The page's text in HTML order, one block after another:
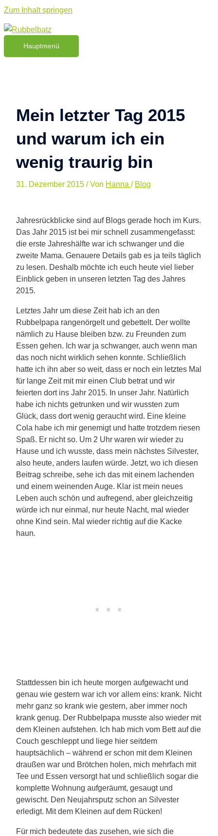
Zum Inhalt springen
Hauptmenü
Mein letzter Tag 2015
und warum ich ein
wenig traurig bin
31. Dezember 2015/ Von Hanna/ Blog
Jahresrückblicke sind auf Blogs gerade hoch im Kurs.
Das Jahr 2015 ist bei mir schnell zusammengefasst:
die erste Jahreshälfte war ich schwanger und die
zweite Mama. Genauere Details gab es ja teils täglich
zu lesen. Deshalb möchte ich euch heute viel lieber
Einblick geben in unseren letzten Tag des Jahres
2015.
Letztes Jahr um diese Zeit hab ich an den
Rubbelpapa rangenörgelt und gebettelt. Der wollte
nämlich zu Hause bleiben bzw. zu Freunden zum
Essen gehen. Ich war ja schwanger, auch wenn man
das noch nicht wirklich sehen konnte. Schließlich
hatte ich ihn aber so weit, dass er noch ein letztes Mal
für lange Zeit mit mir einen Club betrat und wir
feierten dort ins Jahr 2015. In unser Jahr. Natürlich
habe ich nichts getrunken und wir wussten zum
Glück, dass dort wenig geraucht wird. Eine kleine
Cola habe ich mir genemigt und hatte trotzdem riesen
Spaß. Er nicht so. Um 2 Uhr waren wir wieder zu
Hause und ich wusste, dass mein nächstes Silvester,
also heute, anders laufen würde. Jetzt, wo ich diesen
Beitrag schreibe, sehe ich das mit einem lachenden
und einem weinenden Auge. Klar ist mein neues
Leben auch schön und aufregend, aber gleichzeitig
würde ich nur einmal, nur heute Nacht, mal wieder
ohne Kind sein. Mal wieder richtig auf die Kacke
haun.
Stattdessen bin ich heute morgen aufgewacht und
genau wie gestern war ich vor allem eins: krank. Nicht
mehr ganz so krank wie gestern, aber immer noch
krank genug. Der Rubbelpapa musste also wieder mit
dem Kleinen aufstehen. Ich hab mich vom Bett auf die
Couch geschleppt und liege hier seitdem
hauptsächlich – während er schon mit dem Kleinen
draußen war und Brötchen holen, mich mehrfach mit
Tee und Essen versorgt hat und schließlich sogar die
komplette Wohnung aufgeräumt, gesaugt und
gewischt. Den Neujahrsputz schon an Silvester
erledigt. Mit dem Kleinen auf dem Rücken!
Für mich bedeutete das zusehen, wie sich die